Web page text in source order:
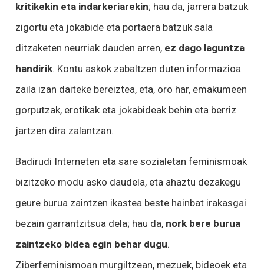
kritikekin eta indarkeriarekin; hau da, jarrera batzuk
zigortu eta jokabide eta portaera batzuk sala
ditzaketen neurriak dauden arren, ez dago laguntza
handirik. Kontu askok zabaltzen duten informazioa
zaila izan daiteke bereiztea, eta, oro har, emakumeen
gorputzak, erotikak eta jokabideak behin eta berriz
jartzen dira zalantzan.
Badirudi Interneten eta sare sozialetan feminismoak
bizitzeko modu asko daudela, eta ahaztu dezakegu
geure burua zaintzen ikastea beste hainbat irakasgai
bezain garrantzitsua dela; hau da, nork bere burua
zaintzeko bidea egin behar dugu.
Ziberfeminismoan murgiltzean, mezuek, bideoek eta